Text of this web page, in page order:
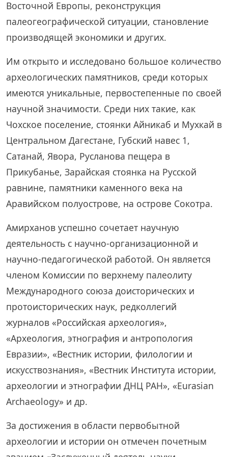
Восточной Европы, реконструкция
палеогеографической ситуации, становление
производящей экономики и других.
Им открыто и исследовано большое количество
археологических памятников, среди которых
имеются уникальные, первостепенные по своей
научной значимости. Среди них такие, как
Чохское поселение, стоянки Айникаб и Мухкай в
Центральном Дагестане, Губский навес 1,
Сатанай, Явора, Русланова пещера в
Прикубанье, Зарайская стоянка на Русской
равнине, памятники каменного века на
Аравийском полуострове, на острове Сокотра.
Амирханов успешно сочетает научную
деятельность с научно-организационной и
научно-педагогической работой. Он является
членом Комиссии по верхнему палеолиту
Международного союза доисторических и
протоистори­ческих наук, редколлегий
журналов «Российская археология»,
«Археология, этнография и антропология
Евразии», «Вестник истории, филологии и
искусствознания», «Вестник Института истории,
археологии и этнографии ДНЦ РАН», «Eurasian
Archaeology» и др.
За достижения в области первобытной
археологии и истории он отмечен почетным